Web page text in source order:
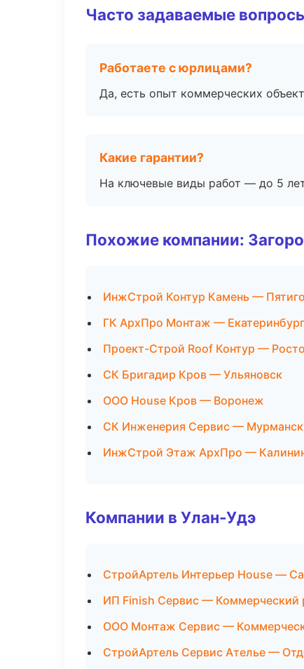
Часто задаваемые
Работаете с юрлицами?
Да, есть опыт коммерческих
Какие гарантии?
На ключевые виды работ — до 5
Похожие компании:
ИнжСтрой Контур Камень —
ГК АрхПро Монтаж — Екатеринбург
Проект-Строй Roof Контур —
СК Бригадир Кров — Ульяновск
ООО House Кров — Воронеж
СК Инженерия Сервис — Мурманск
ИнжСтрой Этаж АрхПро —
Компании в Улан-Удэ
СтройАртель Интерьер House —
ИП Finish Сервис — Коммерческий
ООО Монтаж Сервис —
СтройАртель Сервис Ателье —